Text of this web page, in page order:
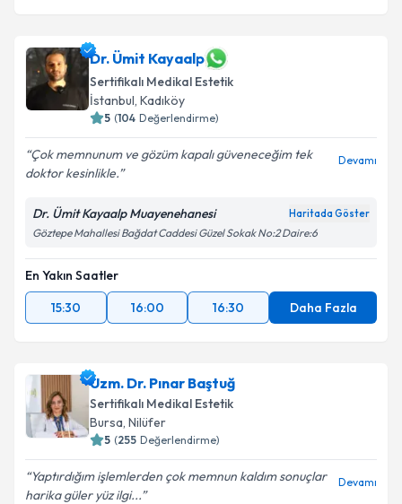
Dr. Ümit Kayaalp
Sertifikalı Medikal Estetik
İstanbul, Kadıköy
5 (104 Değerlendirme)
Çok memnunum ve gözüm kapalı güveneceğim tek
doktor kesinlikle.
Devamı
Dr. Ümit Kayaalp Muayenehanesi Haritada Göster
Göztepe Mahallesi Bağdat Caddesi Güzel Sokak No:2 Daire:6
En Yakın Saatler
15:30
16:00 16:30 Daha Fazla
Uzm. Dr. Pınar Baştuğ
Sertifikalı Medikal Estetik
Bursa, Nilüfer
5 (255 Değerlendirme)
Yaptırdığım işlemlerden çok memnun kaldım sonuçlar
harika güler yüz ilgi...
Devamı